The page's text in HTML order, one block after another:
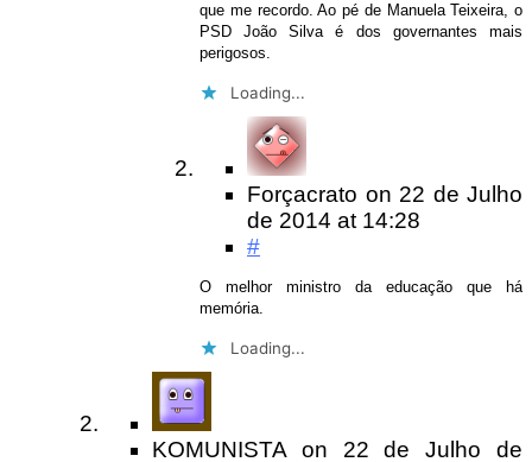
que me recordo. Ao pé de Manuela Teixeira, o
PSD João Silva é dos governantes mais
perigosos.
Loading...
Forçacrato on 22 de Julho
de 2014 at 14:28
#
O melhor ministro da educação que há
memória.
Loading...
KOMUNISTA on 22 de Julho de